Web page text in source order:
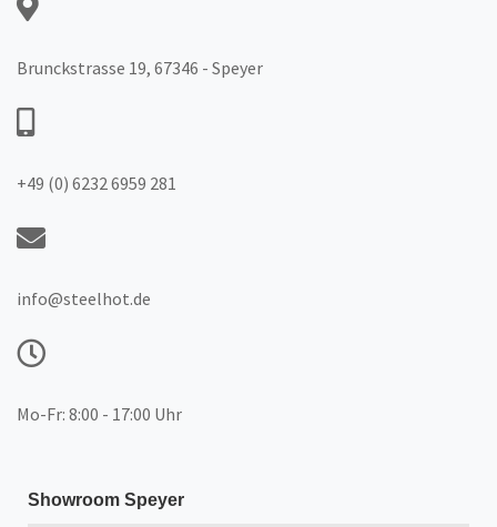
Brunckstrasse 19, 67346 - Speyer
+49 (0) 6232 6959 281
info@steelhot.de
Mo-Fr: 8:00 - 17:00 Uhr
Showroom Speyer